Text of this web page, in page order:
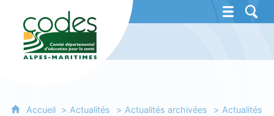
CoDES 06 - Comité départemental
Accueil Actualités Actualités archivées
Actualités